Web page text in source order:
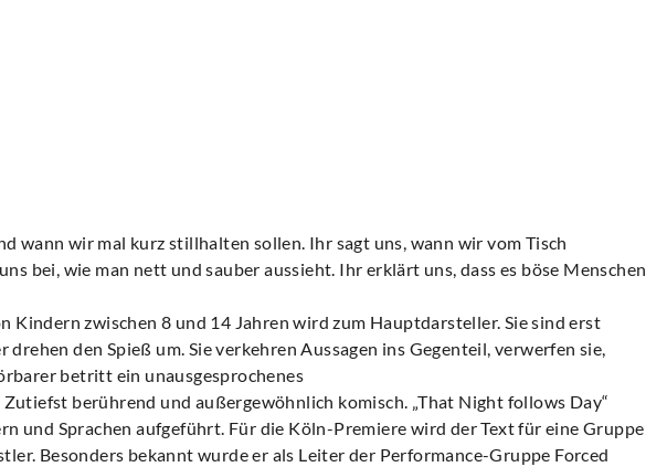
wann wir mal kurz stillhalten sollen. Ihr sagt uns, wann wir vom Tisch
bei, wie man nett und sauber aussieht. Ihr erklärt uns, dass es böse Menschen
zwischen 8 und 14 Jahren wird zum Hauptdarsteller. Sie sind erst
den Spieß um. Sie verkehren Aussagen ins Gegenteil, verwerfen sie,
betritt ein unausgesprochenes
berührend und außergewöhnlich komisch. „That Night follows Day“
und Sprachen aufgeführt. Für die Köln-Premiere wird der Text für eine Gruppe
Besonders bekannt wurde er als Leiter der Performance-Gruppe Forced